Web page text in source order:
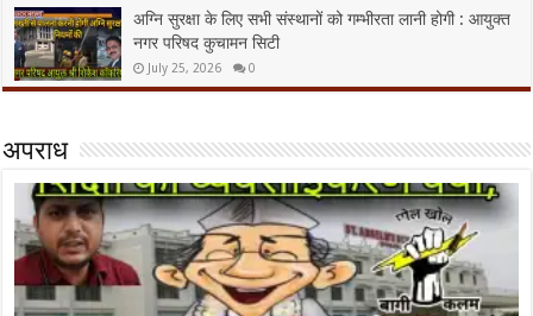
अग्नि सुरक्षा के लिए सभी संस्थानों को गम्भीरता लानी होगी : आयुक्त
नगर परिषद कुचामन सिटी
July 25, 2026 0
अपराध